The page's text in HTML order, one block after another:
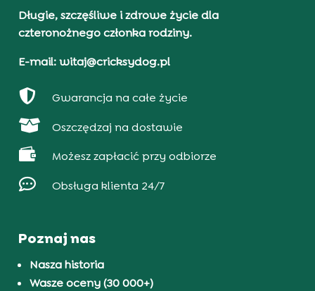
Długie, szczęśliwe i zdrowe życie dla
czteronożnego członka rodziny.
E-mail: witaj@cricksydog.pl
 Gwarancja na całe życie
 Oszczędzaj na dostawie
 Możesz zapłacić przy odbiorze
 Obsługa klienta 24/7
Poznaj nas
Nasza historia
Wasze oceny (30 000+)